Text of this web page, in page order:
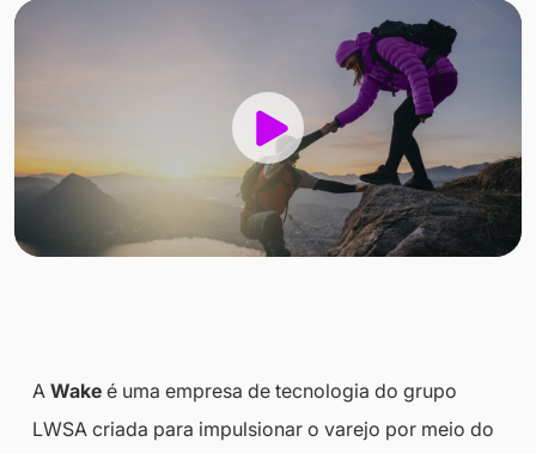
A Wake é uma empresa de tecnologia do grupo
LWSA criada para impulsionar o varejo por meio do